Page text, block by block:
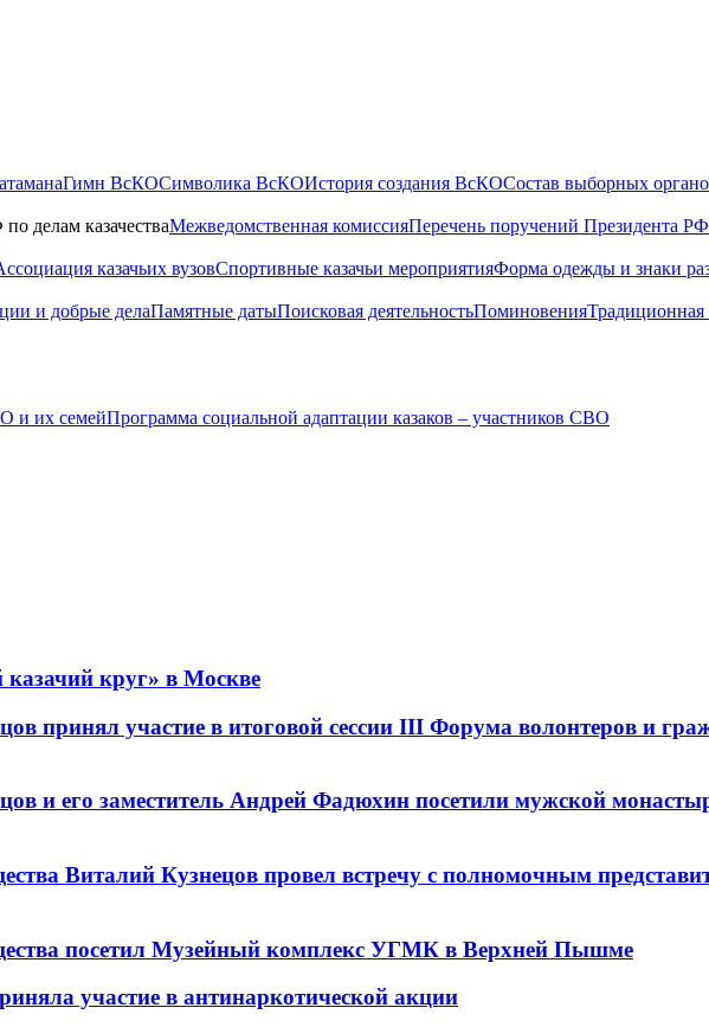
Гимн ВсКОСимволика ВсКОИстория создания ВсКОСостав выборных
делам казачестваМежведомственная комиссияПеречень поручений Президента РФ
казачьих вузовСпортивные казачьи мероприятияФорма одежды и знаки
и добрые делаПамятные датыПоисковая деятельностьПоминовенияТрадиционная
и их семейПрограмма социальной адаптации казаков – участников СВО
круг» в Москве
принял участие в итоговой сессии ІІІ Форума волонтеров и
и его заместитель Андрей Фадюхин посетили мужской
Виталий Кузнецов провел встречу с полномочным
посетил Музейный комплекс УГМК в Верхней Пышме
участие в антинаркотической акции